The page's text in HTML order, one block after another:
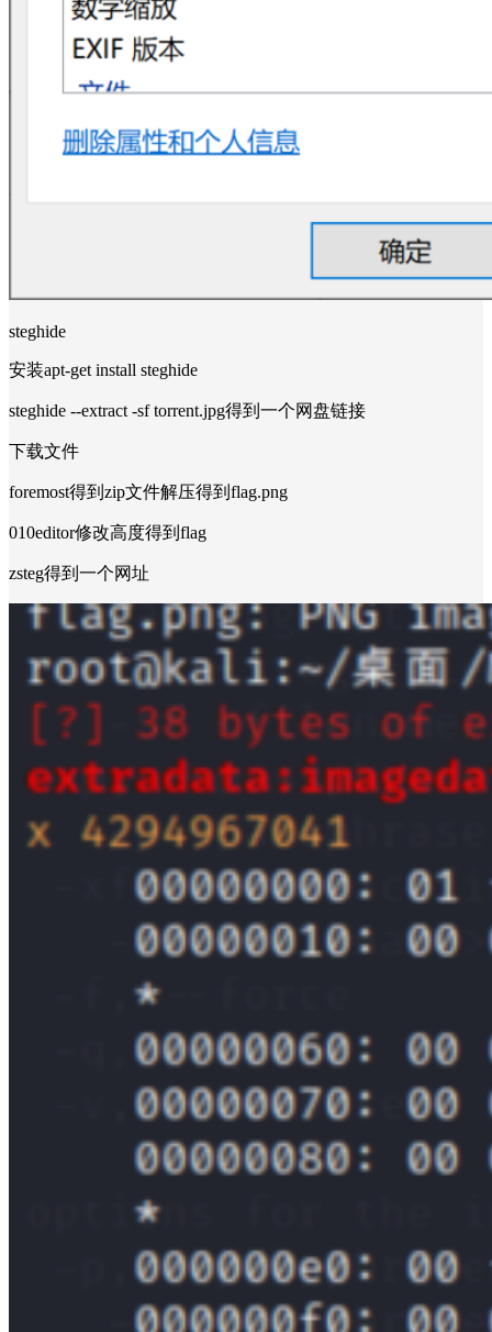
steghide
安装apt-get install steghide
steghide --extract -sf torrent.jpg得到一个网盘链接
下载文件
foremost得到zip文件解压得到flag.png
010editor修改高度得到flag
zsteg得到一个网址